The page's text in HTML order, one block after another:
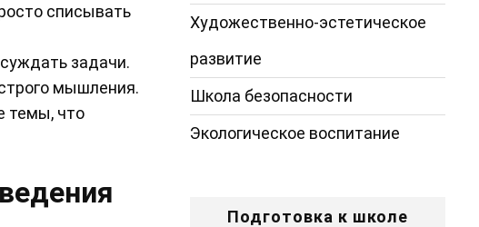
списывать
задачи.
мышления.
темы, что
Художественно-эстетическое
развитие
Школа безопасности
Экологическое воспитание
Подготовка к школе